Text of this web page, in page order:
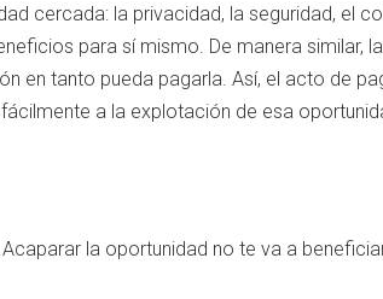
cercada: la privacidad, la seguridad, el
para sí mismo. De manera similar,
en tanto pueda pagarla. Así, el acto de
a la explotación de esa
la oportunidad no te va a